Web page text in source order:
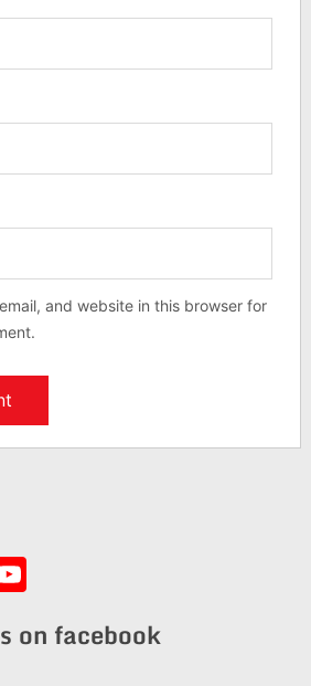
and website in this browser for
YouTube
on facebook